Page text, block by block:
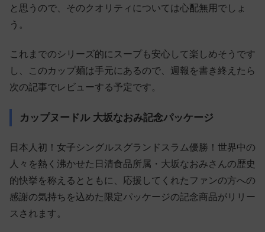
と思うので、そのクオリティについては心配無用でしょ
う。
これまでのシリーズ的にスープも安心して楽しめそうです
し、このカップ麺は手元にあるので、週報を書き終えたら
次の記事でレビューする予定です。
カップヌードル 大坂なおみ記念パッケージ
日本人初！女子シングルスグランドスラム優勝！世界中の
人々を熱く沸かせた日清食品所属・大坂なおみさんの歴史
的快挙を称えるとともに、応援してくれたファンの方への
感謝の気持ちを込めた限定パッケージの記念商品がリリー
スされます。